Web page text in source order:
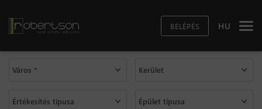
BELÉPÉS HU
Város * Kerület
Értékesítés típusa Épület típusa